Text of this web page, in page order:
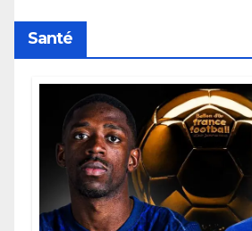
Santé